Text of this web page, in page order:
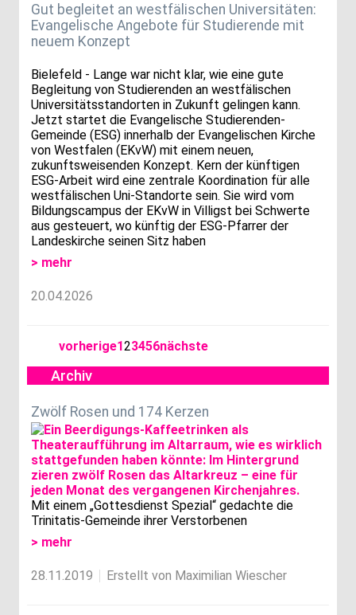
Gut begleitet an westfälischen Universitäten:
Evangelische Angebote für Studierende mit
neuem Konzept
Bielefeld - Lange war nicht klar, wie eine gute
Begleitung von Studierenden an westfälischen
Universitätsstandorten in Zukunft gelingen kann.
Jetzt startet die Evangelische Studierenden-
Gemeinde (ESG) innerhalb der Evangelischen Kirche
von Westfalen (EKvW) mit einem neuen,
zukunftsweisenden Konzept. Kern der künftigen
ESG-Arbeit wird eine zentrale Koordination für alle
westfälischen Uni-Standorte sein. Sie wird vom
Bildungscampus der EKvW in Villigst bei Schwerte
aus gesteuert, wo künftig der ESG-Pfarrer der
Landeskirche seinen Sitz haben
> mehr
20.04.2026
vorherige123456nächste
Archiv
Zwölf Rosen und 174 Kerzen
Mit einem „Gottesdienst Spezial“ gedachte die
Trinitatis-Gemeinde ihrer Verstorbenen
> mehr
28.11.2019 Erstellt von Maximilian Wiescher